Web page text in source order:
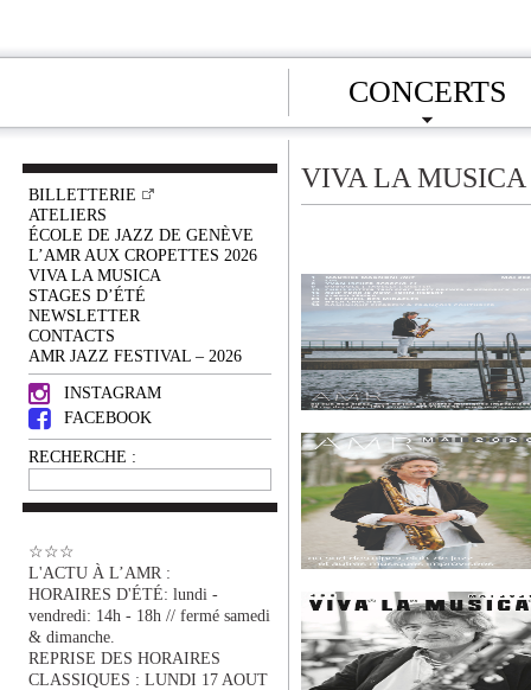
CONCERTS
BILLETTERIE
ATELIERS
ÉCOLE DE JAZZ DE GENÈVE
L’AMR AUX CROPETTES 2026
VIVA LA MUSICA
STAGES D’ÉTÉ
NEWSLETTER
CONTACTS
AMR JAZZ FESTIVAL – 2026
INSTAGRAM
FACEBOOK
RECHERCHE :
☆☆☆
L'ACTU À L’AMR :
HORAIRES D'ÉTÉ: lundi -
vendredi: 14h - 18h // fermé samedi
& dimanche.
REPRISE DES HORAIRES
CLASSIQUES : LUNDI 17 AOUT
VIVA LA MUSICA